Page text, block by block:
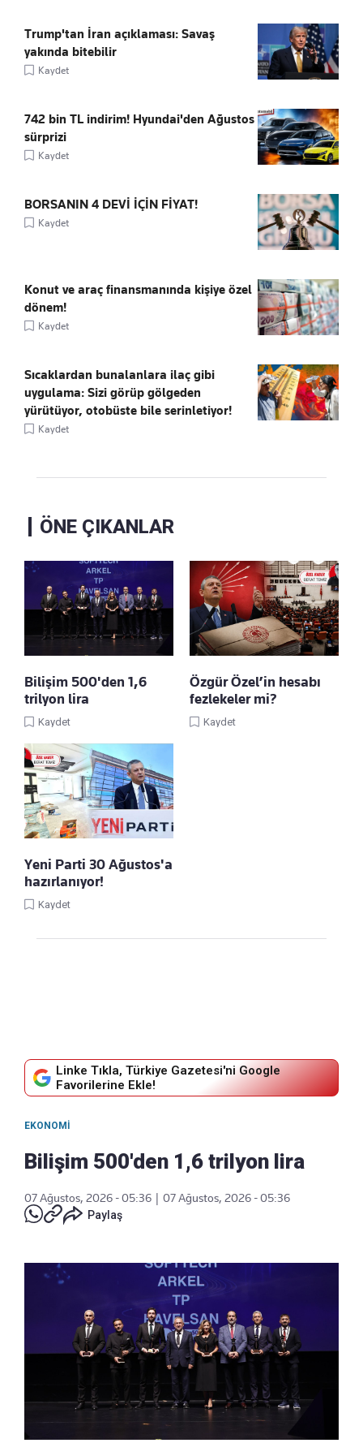
Trump'tan İran açıklaması: Savaş
yakında bitebilir
Kaydet
742 bin TL indirim! Hyundai'den Ağustos
sürprizi
Kaydet
BORSANIN 4 DEVİ İÇİN FİYAT!
Kaydet
Konut ve araç finansmanında kişiye özel
dönem!
Kaydet
Sıcaklardan bunalanlara ilaç gibi
uygulama: Sizi görüp gölgeden
yürütüyor, otobüste bile serinletiyor!
Kaydet
ÖNE ÇIKANLAR
Bilişim 500'den 1,6
trilyon lira
Kaydet
Özgür Özel’in hesabı
fezlekeler mi?
Kaydet
Yeni Parti 30 Ağustos'a
hazırlanıyor!
Kaydet
Linke Tıkla, Türkiye Gazetesi'ni Google
Favorilerine Ekle!
EKONOMI
Bilişim 500'den 1,6 trilyon lira
07 Ağustos, 2026 - 05:36
07 Ağustos, 2026 - 05:36
Paylaş